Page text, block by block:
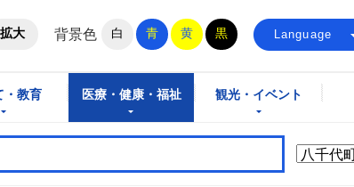
拡大 背景色 白 青 黄 黒 Language
・教育 医療・健康・福祉 観光・イベント